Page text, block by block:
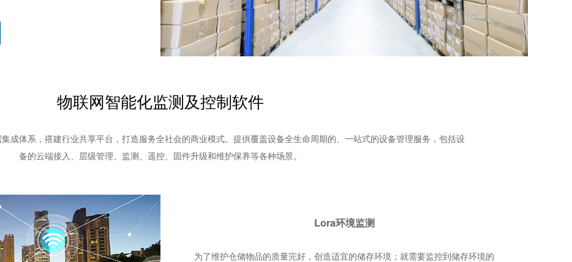
物联网智能化监测及控制软件
成体系，搭建行业共享平台，打造服务全社会的商业模式。提供覆盖设备全生命周期的、一站式的设备管理服务，包括设
备的云端接入、层级管理、监测、遥控、固件升级和维护保养等各种场景。
Lora环境监测
为了维护仓储物品的质量完好，创造适宜的储存环境；就需要监控到储存环境的